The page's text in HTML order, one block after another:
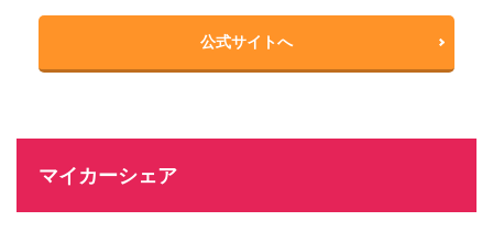
公式サイトへ
マイカーシェア